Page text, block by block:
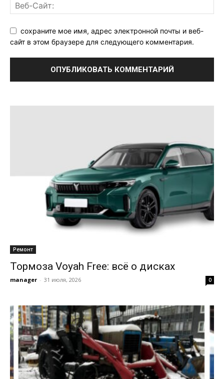
сохраните мое имя, адрес электронной почты и веб-
сайт в этом браузере для следующего комментария.
Ремонт
Тормоза Voyah Free: всё о дисках
manager - 31 июля, 2026 0